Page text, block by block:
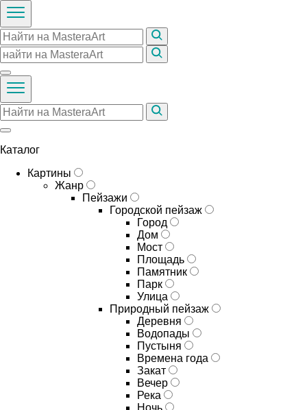
Каталог
Картины
Жанр
Пейзажи
Городской пейзаж
Город
Дом
Мост
Площадь
Памятник
Парк
Улица
Природный пейзаж
Деревня
Водопады
Пустыня
Времена года
Закат
Вечер
Река
Ночь